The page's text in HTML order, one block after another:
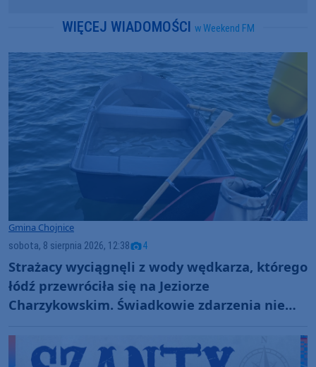
WIĘCEJ WIADOMOŚCI w Weekend FM
Gmina Chojnice
sobota, 8 sierpnia 2026, 12:38 4
Strażacy wyciągnęli z wody wędkarza, którego
łódź przewróciła się na Jeziorze
Charzykowskim. Świadkowie zdarzenia nie